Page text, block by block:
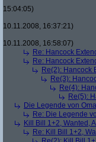
15:04:05)
10.11.2008, 16:37:21)
10.11.2008, 16:58:07)
Re: Hancock
Re: Hancock
Re(2): Hancock
Re(3):
Re(4):
Re(5):
Die Legende von
Re: Die Legende
Kill Bill 1+2, Wanted,
Re: Kill Bill 1+2,